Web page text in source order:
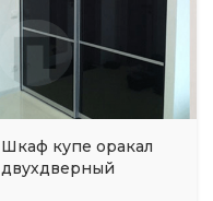
Шкаф купе оракал
двухдверный